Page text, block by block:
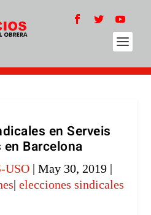
en Serveis
Barcelona
USO| May 30, 2019|
| elecciones sindicales